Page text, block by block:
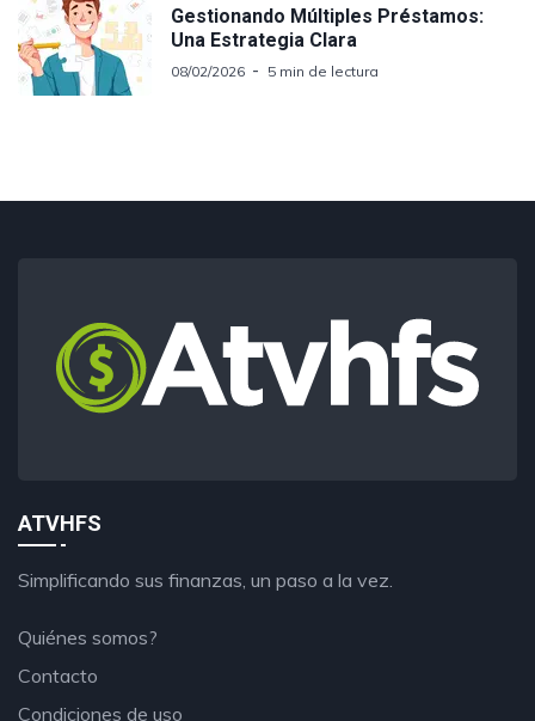
Gestionando Múltiples Préstamos:
Una Estrategia Clara
08/02/2026 5 min de lectura
ATVHFS
Simplificando sus finanzas, un paso a la vez.
Quiénes somos?
Contacto
Condiciones de uso